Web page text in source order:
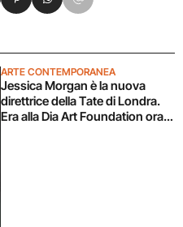
ARTE CONTEMPORANEA
Jessica Morgan è la nuova
direttrice della Tate di Londra.
Era alla Dia Art Foundation ora